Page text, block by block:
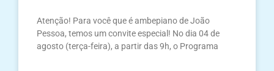
Atenção! Para você que é ambepiano de João
Pessoa, temos um convite especial! No dia 04 de
agosto (terça-feira), a partir das 9h, o Programa